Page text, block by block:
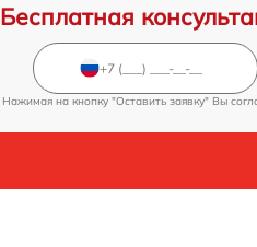
Бесплатная
Нажимая на кнопку "Оставить заявку" Вы